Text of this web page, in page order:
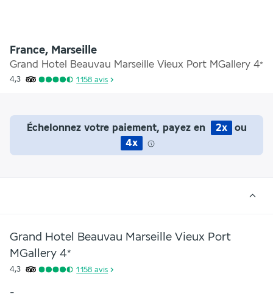
France, Marseille
Grand Hotel Beauvau Marseille Vieux Port MGallery 4*
4,3 1 158 avis
Échelonnez votre paiement, payez en 2x
ou
4x
Grand Hotel Beauvau Marseille Vieux Port
MGallery 4*
4,3 1 158 avis
-